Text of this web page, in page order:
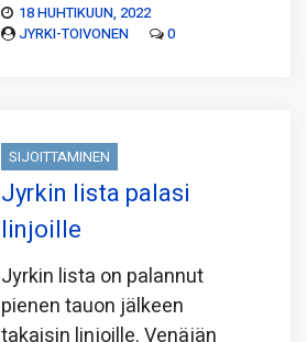
18 HUHTIKUUN, 2022
JYRKI-TOIVONEN
0
SIJOITTAMINEN
Jyrkin lista palasi
linjoille
Jyrkin lista on palannut
pienen tauon jälkeen
takaisin linjoille. Venäjän